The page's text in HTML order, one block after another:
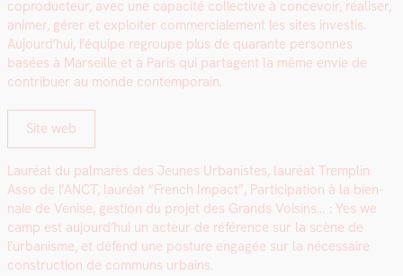
copro­duc­teur, avec une capac­ité col­lec­tive à con­cevoir, réalis­er,
ani­mer, gér­er et exploiter com­mer­ciale­ment les sites investis.
Aujourd’hui, l’équipe regroupe plus de quar­ante per­son­nes
basées à Mar­seille et à Paris qui parta­gent la même envie de
con­tribuer au monde con­tem­po­rain.
Site web
Lau­réat du pal­marès des Jeunes Urban­istes, lau­réat Trem­plin
Asso de l’ANCT, lau­réat “French Impact”, Par­tic­i­pa­tion à la bien­
nale de Venise, ges­tion du pro­jet des Grands Voisins… : Yes we
camp est aujourd’hui un acteur de référence sur la scène de
l’urbanisme, et défend une pos­ture engagée sur la néces­saire
con­struc­tion de com­muns urbains.